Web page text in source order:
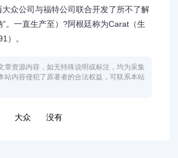
众公司与福特公司联合开发了所不了解
”。一直生产至）?阿根廷称为Carat（生
）。
章资源内容，如无特殊说明或标注，均为采集
站内容侵犯了原著者的合法权益，可联系本站
大众 没有